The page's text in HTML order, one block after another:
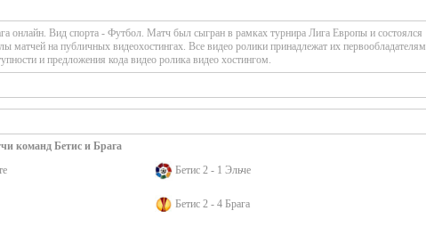
онлайн. Вид спорта - Футбол. Матч был сыгран в рамках турнира Лига Европы и состоялся
на публичных видеохостингах. Все видео ролики принадлежат их первообладателям
и предложения кода видео ролика видео хостингом.
команд Бетис и Брага
Бетис 2 - 1 Эльче
Бетис 2 - 4 Брага